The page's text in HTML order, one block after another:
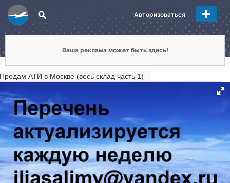
Авторизоваться
Ваша реклама может быть здесь!
Продам АТИ в Москве (весь склад часть 1)